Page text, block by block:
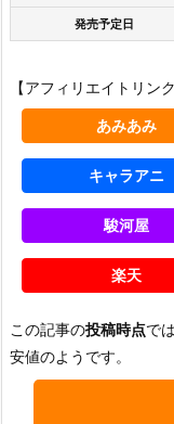
発売予定日
【アフィリエイトリン
あみあみ
キャラアニ
駿河屋
楽天
この記事の投稿時点で
安値のようです。